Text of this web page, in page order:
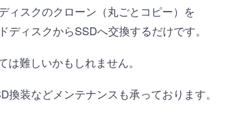
ィスクのクローン（丸ごとコピー）を
ィスクからSSDへ交換するだけです。
難しいかもしれません。
装などメンテナンスも承っております。